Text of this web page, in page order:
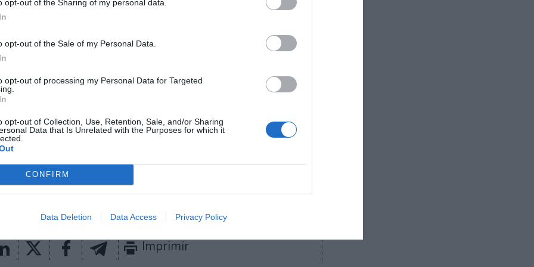
opt-out of the Sharing of my personal data.
opt-out of the Sale of my Personal Data.
opt-out of processing my Personal Data for Targeted
opt-out of Collection, Use, Retention, Sale, and/or Sharing
Data that Is Unrelated with the Purposes for which it
CONFIRM
Data Deletion Data Access Privacy Policy
para las cuatro vicepresidencias del organismo que rige los
mundial. De los 194 votos válidos -hubo un voto nulo y
que contó con más apoyos, sólo superado por Restrepo,
sufragios.
la Federación ha anunciado la incorporación de Deloitte
global
y socio de aceleración de la transformación digital
temporadas, hasta diciembre de 2029. Deloitte
acuerdos con el Comité Olímpico Internacional (COI) y la
como fuente preferida de Google de forma
con las últimas noticias de actualidad.
Imprimir